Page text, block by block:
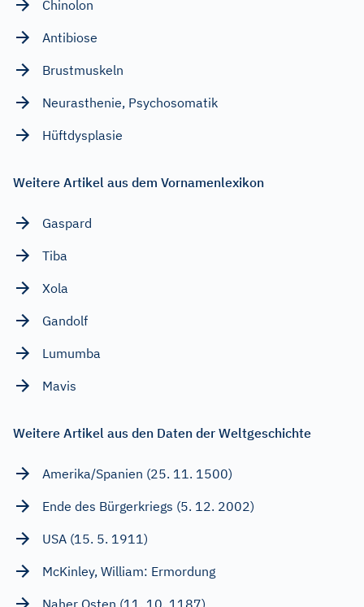
Chinolon
Antibiose
Brustmuskeln
Neurasthenie, Psychosomatik
Hüftdysplasie
Weitere Artikel aus dem Vornamenlexikon
Gaspard
Tiba
Xola
Gandolf
Lumumba
Mavis
Weitere Artikel aus den Daten der Weltgeschichte
Amerika/Spanien (25. 11. 1500)
Ende des Bürgerkriegs (5. 12. 2002)
USA (15. 5. 1911)
McKinley, William: Ermordung
Naher Osten (11. 10. 1187)